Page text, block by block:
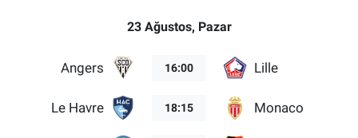
23 Ağustos, Pazar
Angers 16:00 Lille
Le Havre 18:15 Monaco